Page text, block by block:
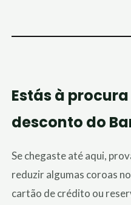
Estás à
desconto do
Se chegaste até aqui,
reduzir algumas coroas
cartão de crédito ou